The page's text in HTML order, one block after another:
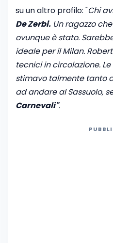
su un altro profilo: "Chi
De Zerbi. Un ragazzo
ovunque è stato.
ideale per il Milan.
tecnici in circolazione.
stimavo talmente tanto
ad andare al Sassuolo,
Carnevali".